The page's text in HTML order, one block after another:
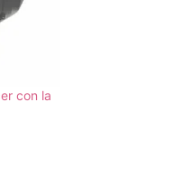
con la